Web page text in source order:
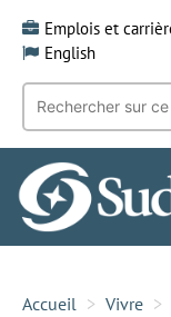
content
Emplois et
English
Recherche
mot-
clé:
Accueil Vivre